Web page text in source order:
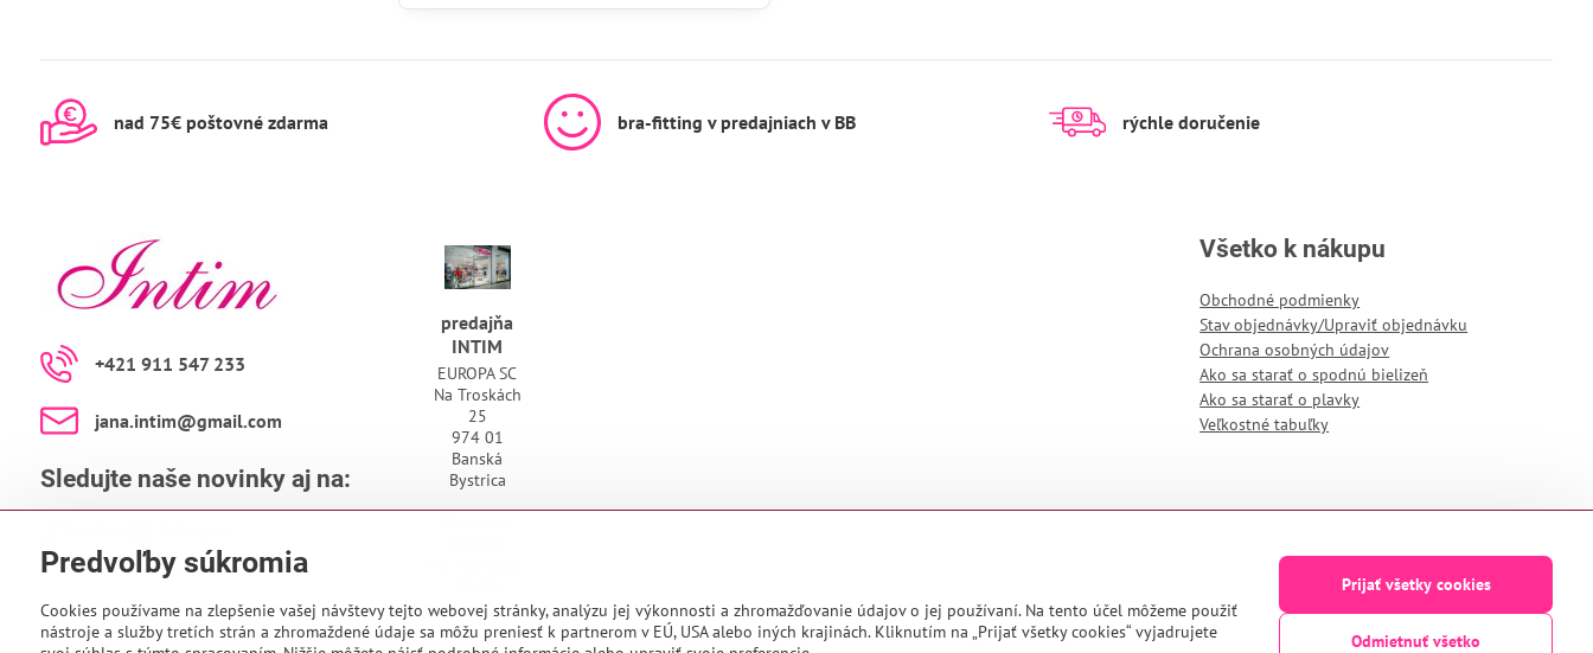
nad 75€ poštovné zdarma bra-fitting v predajniach v BB rýchle doručenie
+421 911 547 233
jana​.intim​@gmail​.com
Sledujte naše novinky aj na:
predajňa
INTIM
EUROPA SC
Na Troskách
25
974 01
Banská
Bystrica
Všetko k nákupu
Obchodné podmienky
Stav objednávky/Upraviť objednávku
Ochrana osobných údajov
Ako sa starať o spodnú bielizeň
Ako sa starať o plavky
Veľkostné tabuľky
Predvoľby súkromia
Cookies používame na zlepšenie vašej návštevy tejto webovej stránky, analýzu jej výkonnosti a zhromažďovanie údajov o jej používaní. Na tento účel môžeme použiť
nástroje a služby tretích strán a zhromaždené údaje sa môžu preniesť k partnerom v EÚ, USA alebo iných krajinách. Kliknutím na „Prijať všetky cookies“ vyjadrujete
Prijať všetky cookies
Odmietnuť všetko